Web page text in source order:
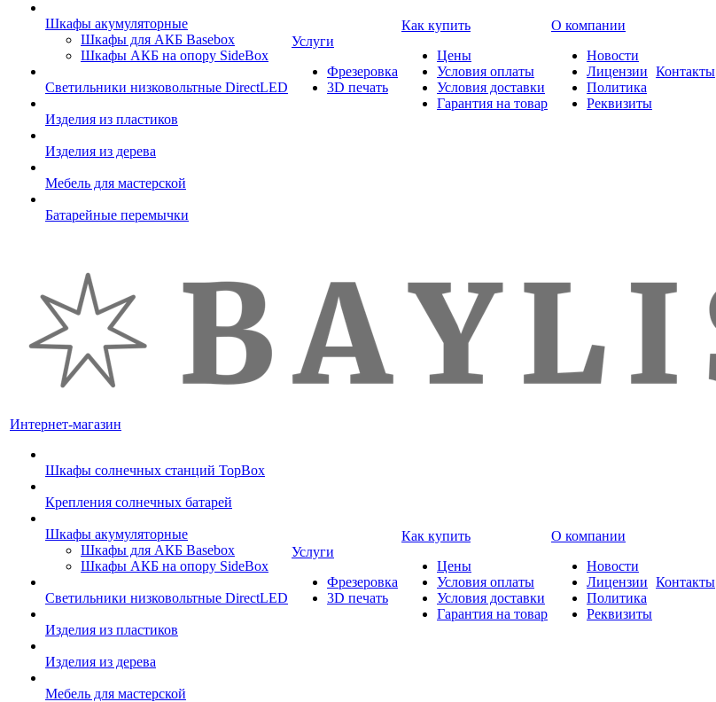
Шкафы акумуляторные
Шкафы для АКБ Basebox
Шкафы АКБ на опору SideBox
Светильники низковольтные DirectLED
Изделия из пластиков
Изделия из дерева
Мебель для мастерской
Батарейные перемычки
Услуги
Фрезеровка
3D печать
Как купить
Цены
Условия оплаты
Условия доставки
Гарантия на товар
О компании
Новости
Лицензии
Политика
Реквизиты
Контакты
Интернет-магазин
Шкафы солнечных станций TopBox
Крепления солнечных батарей
Шкафы акумуляторные
Шкафы для АКБ Basebox
Шкафы АКБ на опору SideBox
Светильники низковольтные DirectLED
Изделия из пластиков
Изделия из дерева
Мебель для мастерской
Услуги
Фрезеровка
3D печать
Как купить
Цены
Условия оплаты
Условия доставки
Гарантия на товар
О компании
Новости
Лицензии
Политика
Реквизиты
Контакты